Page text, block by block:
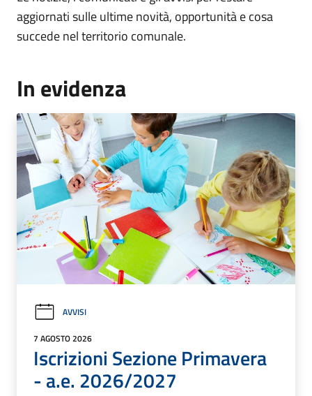
aggiornati sulle ultime novità, opportunità e cosa
succede nel territorio comunale.
In evidenza
AVVISI
7 AGOSTO 2026
Iscrizioni Sezione Primavera
- a.e. 2026/2027